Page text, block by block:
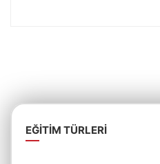
EĞITIM TÜRLERI